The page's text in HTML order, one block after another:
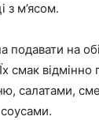
з м’ясом.
подавати на
смак
салатами,